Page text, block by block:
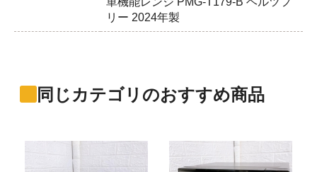
リー 2024年製
同じカテゴリのおすすめ商品